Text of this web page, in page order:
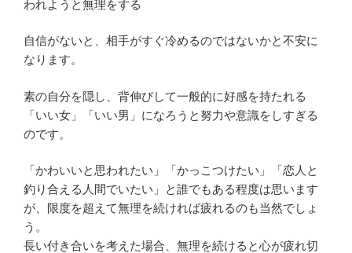
われようと無理をする
自信がないと、相手がすぐ冷めるのではないかと不安に
なります。
素の自分を隠し、背伸びして一般的に好感を持たれる
「いい女」「いい男」になろうと努力や意識をしすぎる
のです。
「かわいいと思われたい」「かっこつけたい」「恋人と
釣り合える人間でいたい」と誰でもある程度は思います
が、限度を超えて無理を続ければ疲れるのも当然でしょ
う。
長い付き合いを考えた場合、無理を続けると心が疲れ切